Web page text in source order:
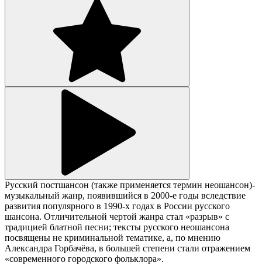
Русский постшансон (также применяется термин неошансон)-
музыкальный жанр, появившийся в 2000-е годы вследствие
развития популярного в 1990-х годах в России русского
шансона. Отличительной чертой жанра стал «разрыв» с
традицией блатной песни; тексты русского неошансона
посвящены не криминальной тематике, а, по мнению
Александра Горбачёва, в большей степени стали отражением
«современного городского фольклора».